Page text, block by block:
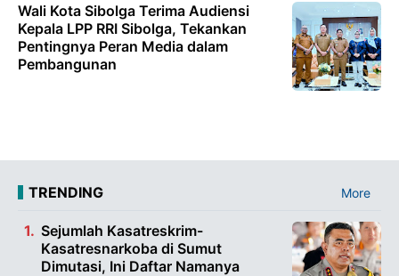
Wali Kota Sibolga Terima Audiensi
Kepala LPP RRI Sibolga, Tekankan
Pentingnya Peran Media dalam
Pembangunan
TRENDING More
Sejumlah Kasatreskrim-
Kasatresnarkoba di Sumut
Dimutasi, Ini Daftar Namanya